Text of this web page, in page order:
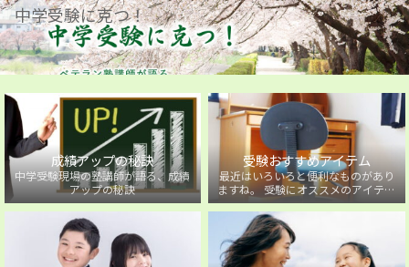
中学受験に克つ！
成績アップの秘訣
中学受験現場の塾講師が語る、成績
アップの秘訣
受験おすすめアイテム
最近はいろいろと便利なものがあり
ますね。 受験にオススメのアイテム
を紹介しています。